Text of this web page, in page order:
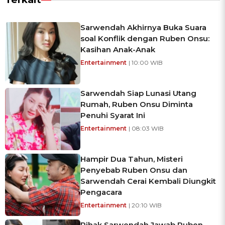
Sarwendah Akhirnya Buka Suara
soal Konflik dengan Ruben Onsu:
Kasihan Anak-Anak
Entertainment | 10:00 WIB
Sarwendah Siap Lunasi Utang
Rumah, Ruben Onsu Diminta
Penuhi Syarat Ini
Entertainment | 08:03 WIB
Hampir Dua Tahun, Misteri
Penyebab Ruben Onsu dan
Sarwendah Cerai Kembali Diungkit
Pengacara
Entertainment | 20:10 WIB